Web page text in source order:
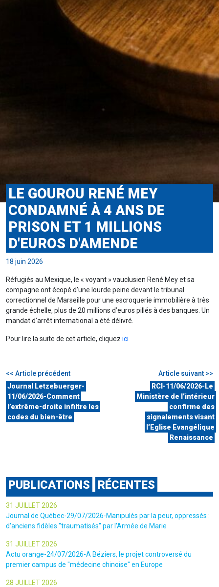
LE GOUROU RENÉ MEY
CONDAMNÉ À 4 ANS DE
PRISON ET 1 MILLIONS
D'EUROS D'AMENDE
18 juin 2026
Réfugiés au Mexique, le « voyant » vauclusien René Mey et sa
compagne ont écopé d’une lourde peine devant le tribunal
correctionnel de Marseille pour une escroquerie immobilière à très
grande échelle, plus de 20 millions d’euros pillés à des banques. Un
mandat d’arrêt international a été délivré.
Pour lire la suite de cet article, cliquez ici
<< Article précédent
Journal Letzebuerger-
11/06/2026-Comment
l’extrême-droite infiltre les
codes du bien-être
Article suivant >>
RCI-11/06/2026-Le
Ministère de l’intérieur
confirme des
signalements visant
l’Eglise Evangélique
Renaissance
PUBLICATIONS RÉCENTES
31 JUILLET 2026
Journal de Québec-29/07/2026-Manipulés par la peur, oppressés :
d'anciens fidèles "traumatisés" par l'Armée de Marie
31 JUILLET 2026
Actu orange-24/07/2026-A Béziers, le projet controversé du
premier campus de "médecine chinoise" en Europe
28 JUILLET 2026